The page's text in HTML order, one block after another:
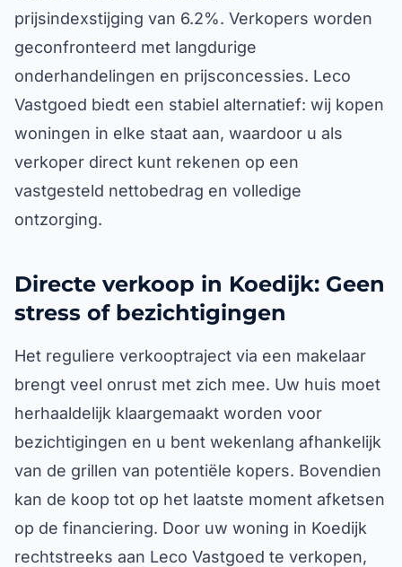
prijsindexstijging van 6.2%. Verkopers worden
geconfronteerd met langdurige
onderhandelingen en prijsconcessies. Leco
Vastgoed biedt een stabiel alternatief: wij kopen
woningen in elke staat aan, waardoor u als
verkoper direct kunt rekenen op een
vastgesteld nettobedrag en volledige
ontzorging.
Directe verkoop in Koedijk: Geen
stress of bezichtigingen
Het reguliere verkooptraject via een makelaar
brengt veel onrust met zich mee. Uw huis moet
herhaaldelijk klaargemaakt worden voor
bezichtigingen en u bent wekenlang afhankelijk
van de grillen van potentiële kopers. Bovendien
kan de koop tot op het laatste moment afketsen
op de financiering. Door uw woning in Koedijk
rechtstreeks aan Leco Vastgoed te verkopen,